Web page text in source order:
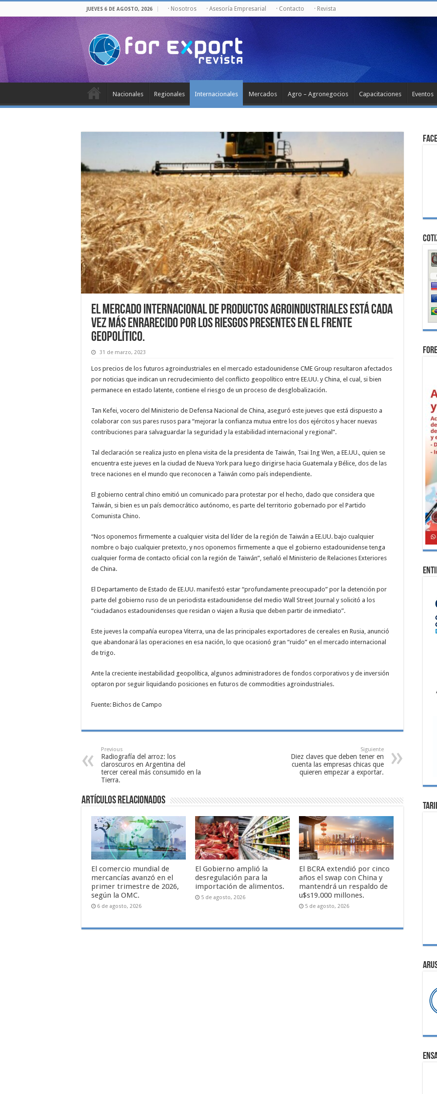
JUEVES 6 DE AGOSTO, 2026 · Nosotros · Asesoría Empresarial · Contacto · Revista
Nacionales Regionales Internacionales Mercados Agro – Agronegocios Capacitaciones Eventos
El mercado internacional de productos agroindustriales está cada
vez más enrarecido por los riesgos presentes en el frente
geopolítico.
31 de marzo, 2023
Los precios de los futuros agroindustriales en el mercado estadounidense CME Group resultaron afectados
por noticias que indican un recrudecimiento del conflicto geopolítico entre EE.UU. y China, el cual, si bien
permanece en estado latente, contiene el riesgo de un proceso de desglobalización.
Tan Kefei, vocero del Ministerio de Defensa Nacional de China, aseguró este jueves que está dispuesto a
colaborar con sus pares rusos para “mejorar la confianza mutua entre los dos ejércitos y hacer nuevas
contribuciones para salvaguardar la seguridad y la estabilidad internacional y regional”.
Tal declaración se realiza justo en plena visita de la presidenta de Taiwán, Tsai Ing Wen, a EE.UU., quien se
encuentra este jueves en la ciudad de Nueva York para luego dirigirse hacia Guatemala y Bélice, dos de las
trece naciones en el mundo que reconocen a Taiwán como país independiente.
El gobierno central chino emitió un comunicado para protestar por el hecho, dado que considera que
Taiwán, si bien es un país democrático autónomo, es parte del territorio gobernado por el Partido
Comunista Chino.
“Nos oponemos firmemente a cualquier visita del líder de la región de Taiwán a EE.UU. bajo cualquier
nombre o bajo cualquier pretexto, y nos oponemos firmemente a que el gobierno estadounidense tenga
cualquier forma de contacto oficial con la región de Taiwán”, señaló el Ministerio de Relaciones Exteriores
de China.
El Departamento de Estado de EE.UU. manifestó estar “profundamente preocupado” por la detención por
parte del gobierno ruso de un periodista estadounidense del medio Wall Street Journal y solicitó a los
“ciudadanos estadounidenses que residan o viajen a Rusia que deben partir de inmediato”.
Este jueves la compañía europea Viterra, una de las principales exportadores de cereales en Rusia, anunció
que abandonará las operaciones en esa nación, lo que ocasionó gran “ruido” en el mercado internacional
de trigo.
Ante la creciente inestabilidad geopolítica, algunos administradores de fondos corporativos y de inversión
optaron por seguir liquidando posiciones en futuros de commodities agroindustriales.
Fuente: Bichos de Campo
Previous
Radiografía del arroz: los
claroscuros en Argentina del
tercer cereal más consumido en la
Tierra.
Siguiente
Diez claves que deben tener en
cuenta las empresas chicas que
quieren empezar a exportar.
Artículos relacionados
El comercio mundial de
mercancías avanzó en el
primer trimestre de 2026,
según la OMC.
6 de agosto, 2026
El Gobierno amplió la
desregulación para la
importación de alimentos.
5 de agosto, 2026
El BCRA extendió por cinco
años el swap con China y
mantendrá un respaldo de
u$s19.000 millones.
5 de agosto, 2026